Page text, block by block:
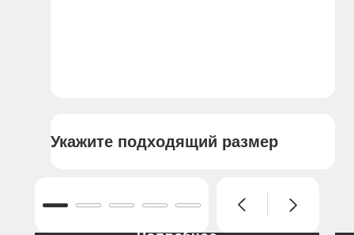
Укажите подходящий размер